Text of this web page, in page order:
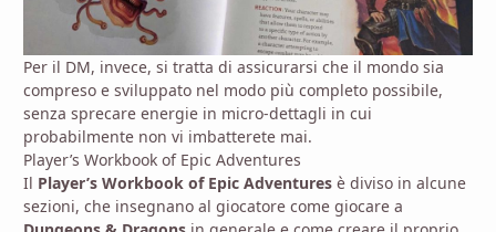
Per il DM, invece, si tratta di assicurarsi che il mondo sia
compreso e sviluppato nel modo più completo possibile,
senza sprecare energie in micro-dettagli in cui
probabilmente non vi imbatterete mai.
Player’s Workbook of Epic Adventures
Il Player’s Workbook of Epic Adventures è diviso in alcune
sezioni, che insegnano al giocatore come giocare a